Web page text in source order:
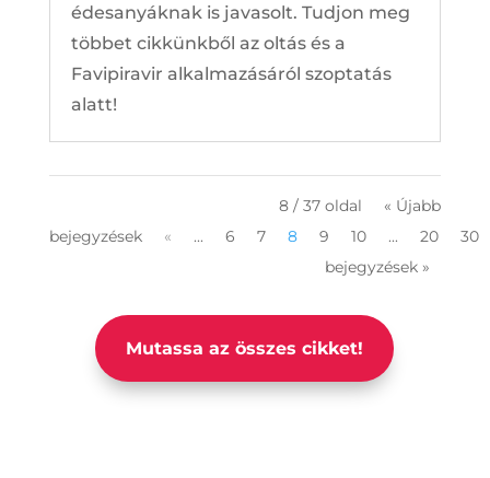
édesanyáknak is javasolt. Tudjon meg
többet cikkünkből az oltás és a
Favipiravir alkalmazásáról szoptatás
alatt!
8 / 37 oldal
« Újabb
bejegyzések
« ... 6 7 8 9 10 ... 20
30
bejegyzések »
Mutassa az összes cikket!